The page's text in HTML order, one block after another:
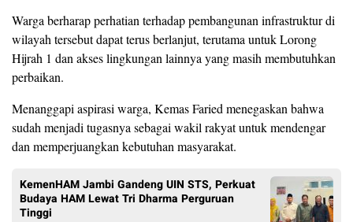
Warga berharap perhatian terhadap pembangunan infrastruktur di
wilayah tersebut dapat terus berlanjut, terutama untuk Lorong
Hijrah 1 dan akses lingkungan lainnya yang masih membutuhkan
perbaikan.
Menanggapi aspirasi warga, Kemas Faried menegaskan bahwa
sudah menjadi tugasnya sebagai wakil rakyat untuk mendengar
dan memperjuangkan kebutuhan masyarakat.
KemenHAM Jambi Gandeng UIN STS, Perkuat
Budaya HAM Lewat Tri Dharma Perguruan
Tinggi